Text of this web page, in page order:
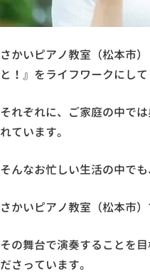
さかいピアノ教室（松本市
と！』をライフワークにし
それぞれに、ご家庭の中で
れています。
そんなお忙しい生活の中で
さかいピアノ教室（松本市
その舞台で演奏することを
ださっています。